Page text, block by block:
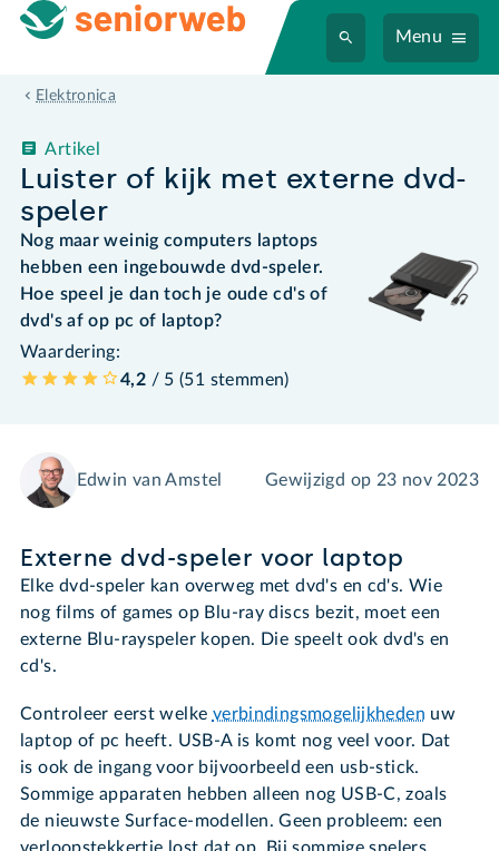
Menu
Elektronica
Luister of kijk met externe dvd-
speler
Artikel
Nog maar weinig computers laptops
hebben een ingebouwde dvd-speler.
Hoe speel je dan toch je oude cd's of
dvd's af op pc of laptop?
Waardering:
4,2 / 5 (51 stemmen)
Edwin van Amstel Gewijzigd op 23 nov 2023
Externe dvd-speler voor laptop
Elke dvd-speler kan overweg met dvd's en cd's. Wie
nog films of games op Blu-ray discs bezit, moet een
externe Blu-rayspeler kopen. Die speelt ook dvd's en
cd's.
Controleer eerst welke verbindingsmogelijkheden uw
laptop of pc heeft. USB-A is komt nog veel voor. Dat
is ook de ingang voor bijvoorbeeld een usb-stick.
Sommige apparaten hebben alleen nog USB-C, zoals
de nieuwste Surface-modellen. Geen probleem: een